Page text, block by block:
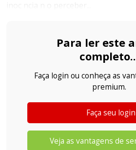
Para ler este
Faça login ou conheça as
premium.
Faça seu login
Veja as vantagens de